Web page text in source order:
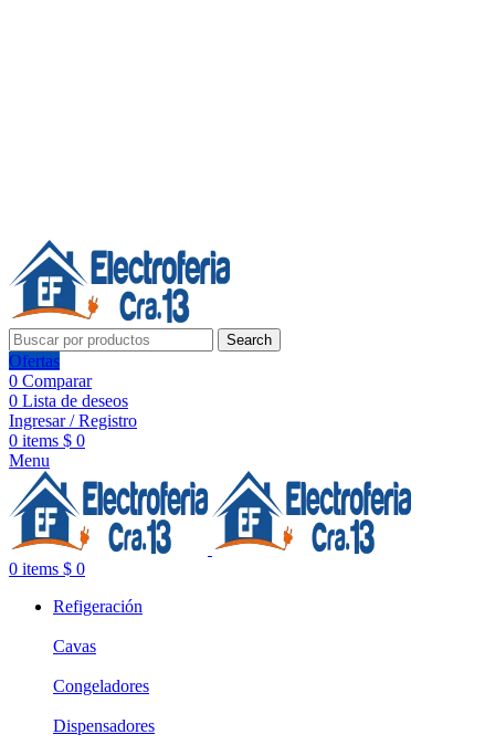
Search
Ofertas
0 Comparar
0 Lista de deseos
Ingresar / Registro
0 items $ 0
Menu
0 items $ 0
Refigeración
Cavas
Congeladores
Dispensadores